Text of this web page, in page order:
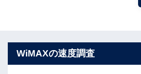
WiMAXの速度調査